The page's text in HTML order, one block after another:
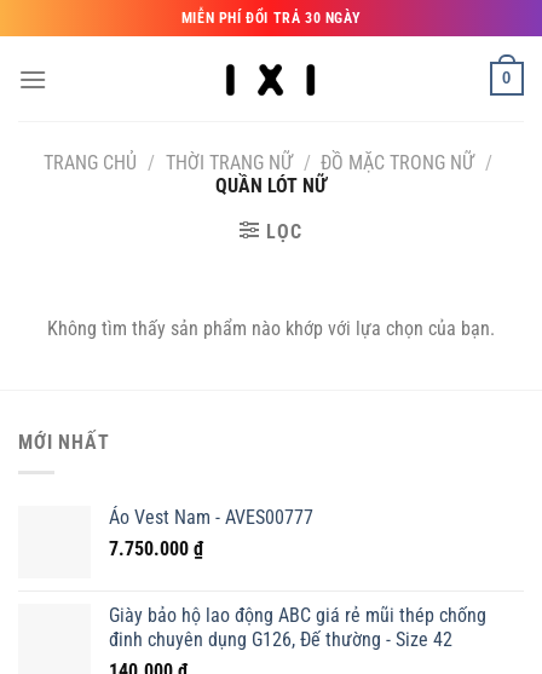
qua
nội
MIỄN PHÍ ĐỔI TRẢ 30 NGÀY
0
TRANG CHỦ / THỜI TRANG NỮ / ĐỒ MẶC TRONG NỮ /
QUẦN LÓT NỮ
LỌC
Không tìm thấy sản phẩm nào khớp với lựa chọn của bạn.
MỚI NHẤT
Áo Vest Nam - AVES00777
7.750.000 ₫
Giày bảo hộ lao động ABC giá rẻ mũi thép chống
đinh chuyên dụng G126, Đế thường - Size 42